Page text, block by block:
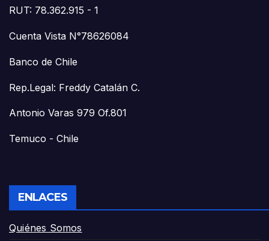
RUT: 78.362.915 - 1
Cuenta Vista N°78626084
Banco de Chile
Rep.Legal: Freddy Catalán C.
Antonio Varas 979 Of.801
Temuco - Chile
ENLACES
Quiénes Somos